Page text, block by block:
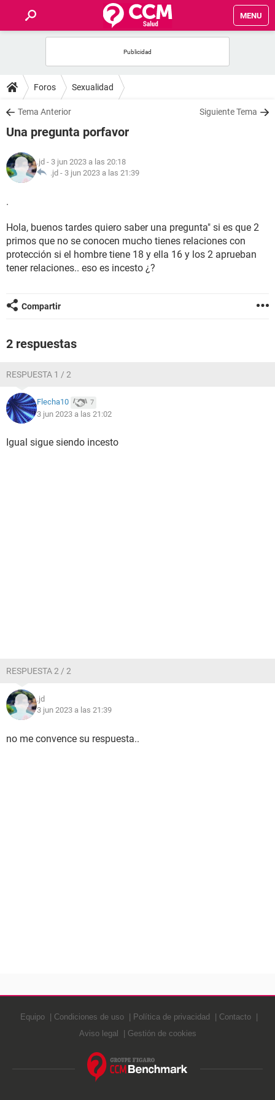
MENU
FOROS
SALUD
FAMILIA
NUTRICIÓN
BIENESTAR
SEXUALIDAD
GLOSARIO
Foros Sexualidad
Tema Anterior Siguiente Tema
Una pregunta porfavor
.jd - 3 jun 2023 a las 20:18
.jd - 3 jun 2023 a las 21:39
.
Hola, buenos tardes quiero saber una pregunta" si es que 2
primos que no se conocen mucho tienes relaciones con
protección si el hombre tiene 18 y ella 16 y los 2 aprueban
tener relaciones.. eso es incesto ¿?
Compartir
2 respuestas
RESPUESTA 1 / 2
Flecha10 7
3 jun 2023 a las 21:02
Igual sigue siendo incesto
RESPUESTA 2 / 2
.jd
3 jun 2023 a las 21:39
no me convence su respuesta..
Equipo Condiciones de uso Política de privacidad
Contacto
Aviso legal
Gestión de cookies